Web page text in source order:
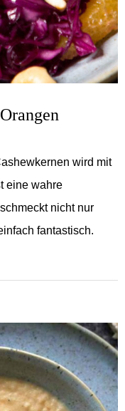
wird mit
eine wahre
nicht nur
fantastisch.